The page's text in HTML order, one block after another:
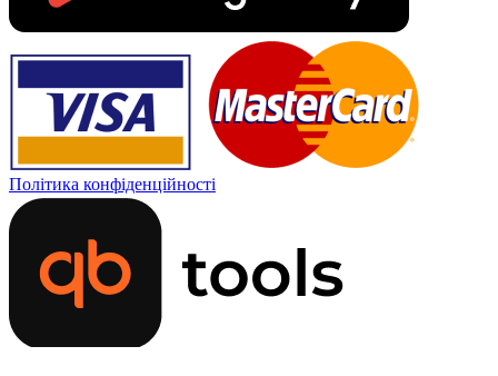
Політика конфіденційності